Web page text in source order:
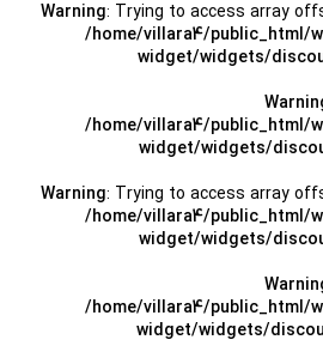
Warning: Trying to access array
/home/villara4/public_html/
widget/widgets/
/home/villara4/public_html/
widget/widgets/
Warning: Trying to access array
/home/villara4/public_html/
widget/widgets/
/home/villara4/public_html/
widget/widgets/